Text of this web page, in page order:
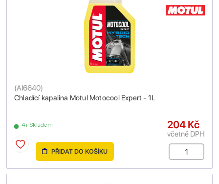
Chladící kapalina Motul Motocool Expert - 1L
(AI6640)
4+ Skladem 204 Kč
včetně DPH
PŘIDAT DO KOŠÍKU